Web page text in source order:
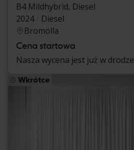
B4 Mildhybrid, Diesel
2024
Diesel
Bromölla
Cena startowa
Nasza wycena jest już w drodze
Wkrótce